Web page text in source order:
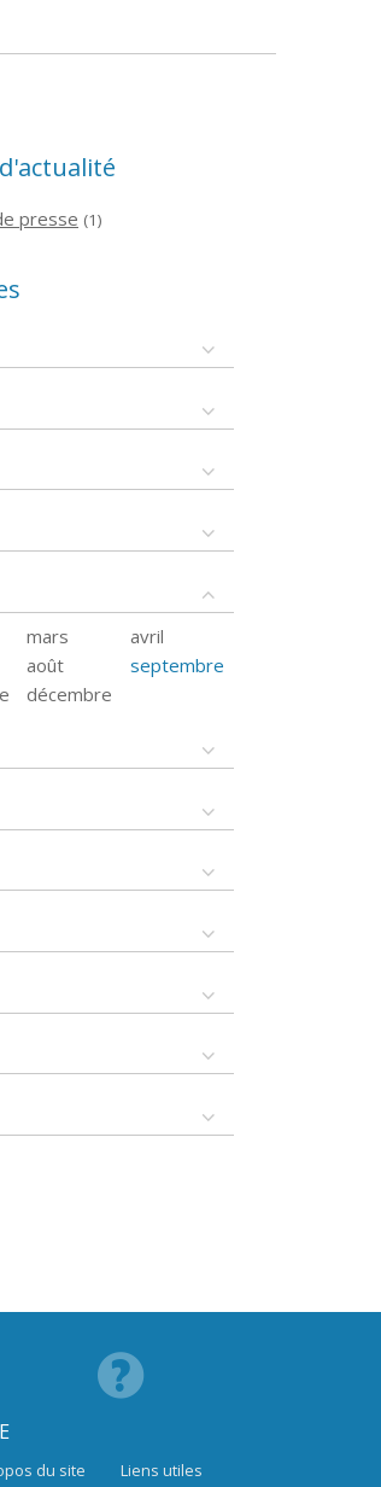
presse (1)
mars
avril
août
septembre
décembre
du site Liens utiles